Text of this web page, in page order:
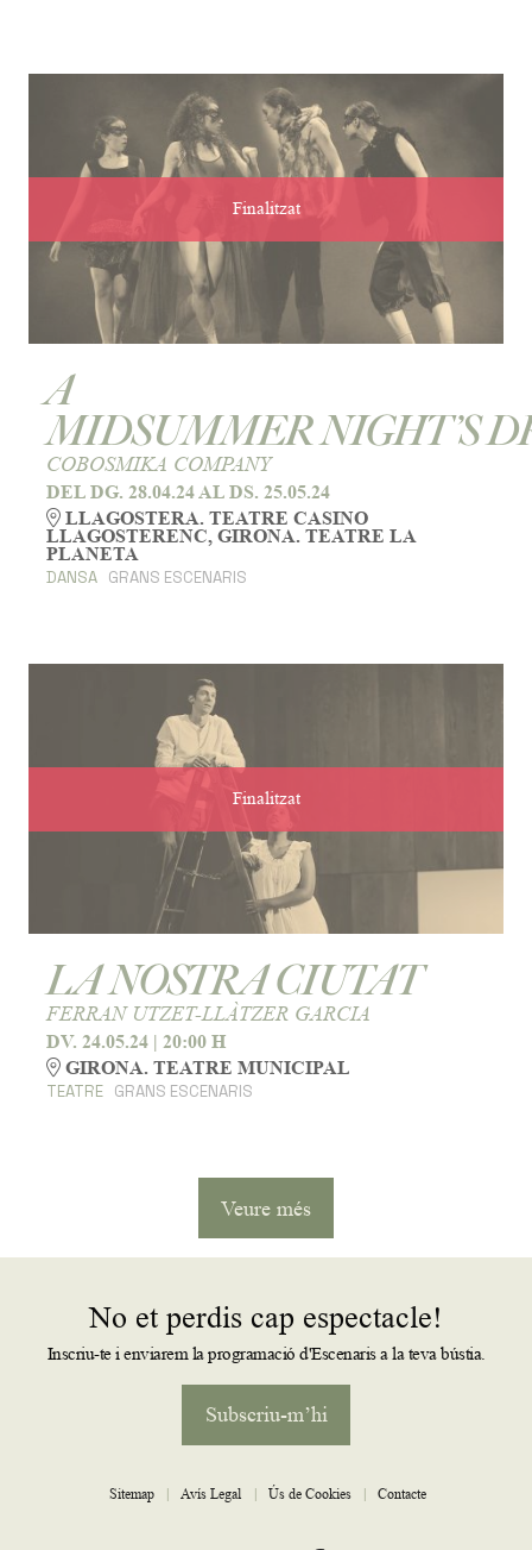
Finalitzat
A
MIDSUMMER NIGHT’S
COBOSMIKA COMPANY
DEL DG. 28.04.24 AL DS. 25.05.24
LLAGOSTERA. TEATRE CASINO
LLAGOSTERENC, GIRONA. TEATRE LA
PLANETA
DANSA GRANS ESCENARIS
Finalitzat
LA NOSTRA CIUTAT
FERRAN UTZET-LLÀTZER GARCIA
DV. 24.05.24 | 20:00 H
GIRONA. TEATRE MUNICIPAL
TEATRE GRANS ESCENARIS
Veure més
No et perdis cap espectacle!
Inscriu-te i enviarem la programació d'Escenaris a la teva bústia.
Subscriu-m’hi
Sitemap | Avís Legal | Ús de Cookies | Contacte